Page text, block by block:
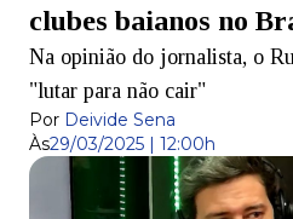
clubes baianos no
Na opinião do jornalista, o
"lutar para não cair"
Por Deivide Sena
Às29/03/2025 | 12:00h